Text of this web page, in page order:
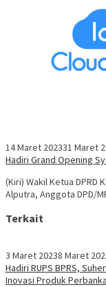
14 Maret 202331 Maret
Hadiri Grand Opening
(Kiri) Wakil Ketua DPRD
Alputra, Anggota DPD/
Terkait
3 Maret 20238 Maret
Hadiri RUPS BPRS,
Inovasi Produk